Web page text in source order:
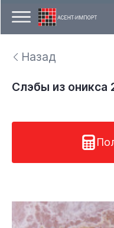
Назад
Слэбы из